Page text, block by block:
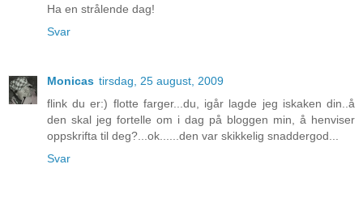
Ha en strålende dag!
Svar
Monicas tirsdag, 25 august, 2009
flink du er:) flotte farger...du, igår lagde jeg iskaken din..å
den skal jeg fortelle om i dag på bloggen min, å henviser
oppskrifta til deg?...ok......den var skikkelig snaddergod...
Svar